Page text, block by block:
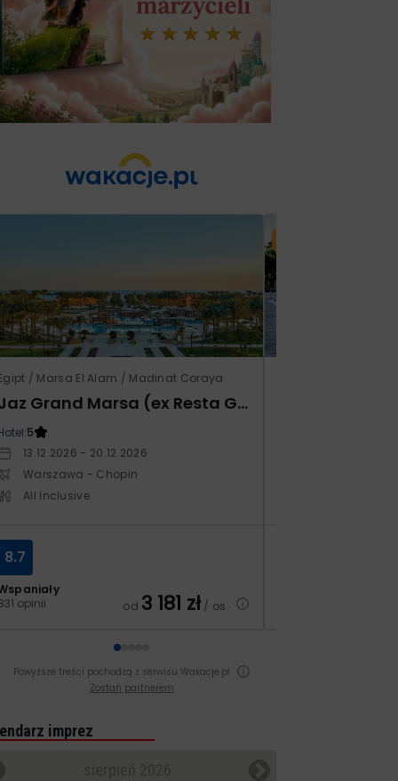
/ Marsa El Alam / Madinat Coraya
Jaz Grand Marsa (ex Resta Grand Resort)
5
13.12.2026 - 20.12.2026
Warszawa - Chopin
All Inclusive
opinii
8.7
od 3 181 zł/ os.
Powyższe treści pochodzą z serwisu Wakacje.pl
Zostań partnerem
imprez